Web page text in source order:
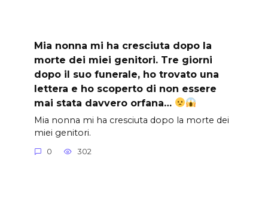
Mia nonna mi ha cresciuta dopo la
morte dei miei genitori. Tre giorni
dopo il suo funerale, ho trovato una
lettera e ho scoperto di non essere
mai stata davvero orfana…
Mia nonna mi ha cresciuta dopo la morte dei
miei genitori.
0 302